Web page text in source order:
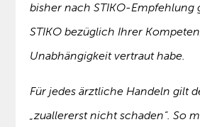
bisher nach STIKO-Empfehlung
STIKO bezüglich Ihrer
Unabhängigkeit vertraut habe.
Für jedes ärztliche Handeln gilt
„zuallererst nicht schaden“. So